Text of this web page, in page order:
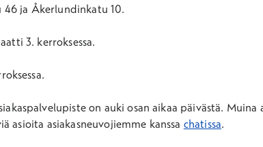
ja Åkerlundinkatu 10.
3. kerroksessa.
on auki osan aikaa päivästä. Muina
asioita asiakasneuvojiemme kanssa chatissa.